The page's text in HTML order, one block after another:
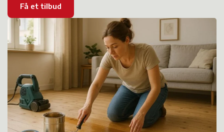
Få et tilbud